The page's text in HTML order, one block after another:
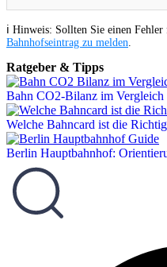
ℹ️ Hinweis: Sollten Sie einen
Bahnhofseintrag zu melden
Ratgeber & Tipps
Bahn CO2-Bilanz im
Welche Bahncard ist die
Berlin Hauptbahnhof: